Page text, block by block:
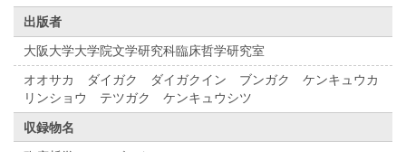
出版者
大阪大学大学院文学研究科臨床哲学研究室
オオサカ ダイガク ダイガクイン ブンガク ケンキュウカ
リンショウ テツガク ケンキュウシツ
収録物名